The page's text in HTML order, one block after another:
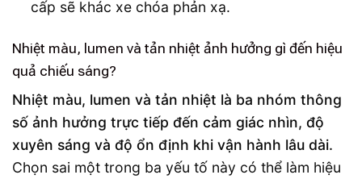
cấp sẽ khác xe chóa phản xạ.
Nhiệt màu, lumen và tản nhiệt ảnh hưởng gì đến hiệu
quả chiếu sáng?
Nhiệt màu, lumen và tản nhiệt là ba nhóm thông
số ảnh hưởng trực tiếp đến cảm giác nhìn, độ
xuyên sáng và độ ổn định khi vận hành lâu dài.
Chọn sai một trong ba yếu tố này có thể làm hiệu